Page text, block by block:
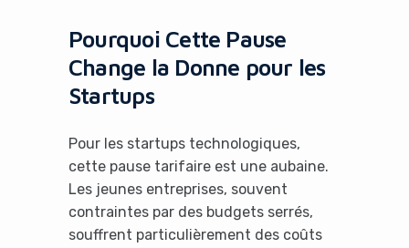
Pourquoi Cette Pause
Change la Donne pour les
Startups
Pour les startups technologiques,
cette pause tarifaire est une aubaine.
Les jeunes entreprises, souvent
contraintes par des budgets serrés,
souffrent particulièrement des coûts